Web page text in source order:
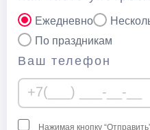
Ежедневно
По праздникам
Ваш телефон
Нажимая кнопку